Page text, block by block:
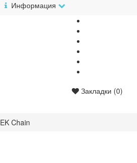
Информация
Закладки (0)
EK Chain